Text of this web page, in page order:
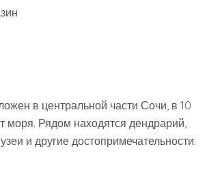
в центральной части Сочи, в 10
моря. Рядом находятся дендрарий,
и другие достопримечательности.